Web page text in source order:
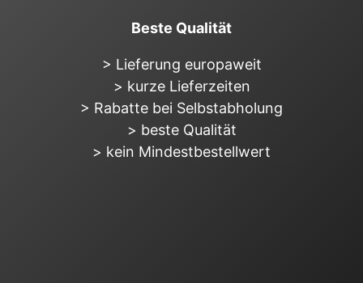
Beste Qualität
> Lieferung europaweit
> kurze Lieferzeiten
> Rabatte bei Selbstabholung
> beste Qualität
> kein Mindestbestellwert